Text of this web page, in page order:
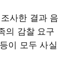
사한 결과 음
의 감찰 요구
이 모두 사실